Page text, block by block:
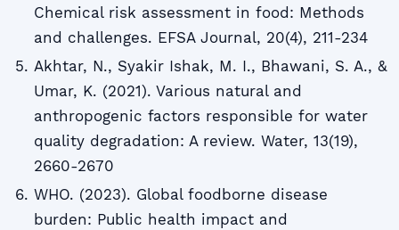
Chemical risk assessment in food: Methods
and challenges. EFSA Journal, 20(4), 211-234
Akhtar, N., Syakir Ishak, M. I., Bhawani, S. A., &
Umar, K. (2021). Various natural and
anthropogenic factors responsible for water
quality degradation: A review. Water, 13(19),
2660-2670
WHO. (2023). Global foodborne disease
burden: Public health impact and